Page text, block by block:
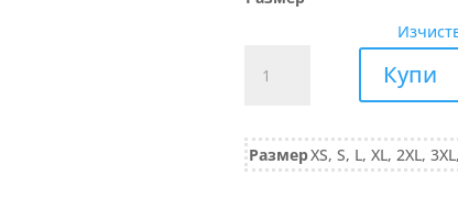
трико
Купи
РазмерXS, S, L, XL, 2XL,